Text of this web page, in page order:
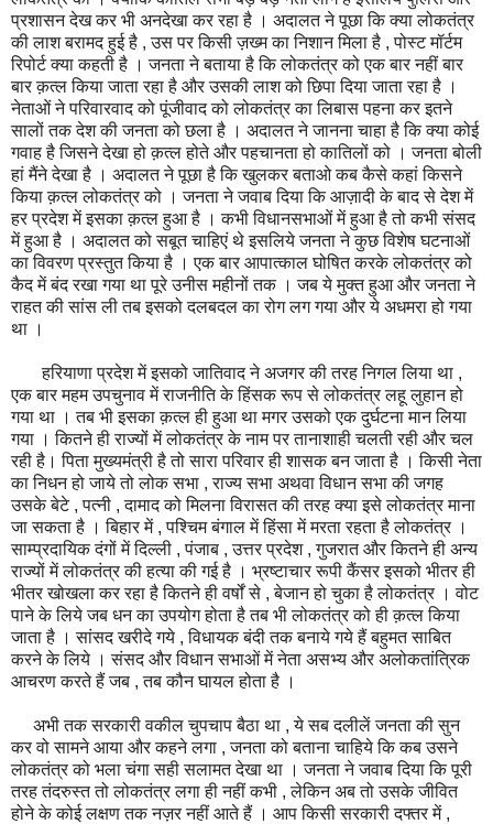
प्रशासन देख कर भी अनदेखा कर रहा है । अदालत ने पूछा कि क्या लोकतंत्र
की लाश बरामद हुई है , उस पर किसी ज़ख्म का निशान मिला है , पोस्ट मॉर्टम
रिपोर्ट क्या कहती है । जनता ने बताया है कि लोकतंत्र को एक बार नहीं बार
बार क़त्ल किया जाता रहा है और उसकी लाश को छिपा दिया जाता रहा है ।
नेताओं ने परिवारवाद को पूंजीवाद को लोकतंत्र का लिबास पहना कर इतने
सालों तक देश की जनता को छला है । अदालत ने जानना चाहा है कि क्या कोई
गवाह है जिसने देखा हो क़त्ल होते और पहचानता हो कातिलों को । जनता बोली
हां मैंने देखा है । अदालत ने पूछा है कि खुलकर बताओ कब कैसे कहां किसने
किया क़त्ल लोकतंत्र को । जनता ने जवाब दिया कि आज़ादी के बाद से देश में
हर प्रदेश में इसका क़त्ल हुआ है । कभी विधानसभाओं में हुआ है तो कभी संसद
में हुआ है । अदालत को सबूत चाहिएं थे इसलिये जनता ने कुछ विशेष घटनाओं
का विवरण प्रस्तुत किया है । एक बार आपात्काल घोषित करके लोकतंत्र को
कैद में बंद रखा गया था पूरे उनीस महीनों तक । जब ये मुक्त हुआ और जनता ने
राहत की सांस ली तब इसको दलबदल का रोग लग गया और ये अधमरा हो गया
था ।
हरियाणा प्रदेश में इसको जातिवाद ने अजगर की तरह निगल लिया था ,
एक बार महम उपचुनाव में राजनीति के हिंसक रूप से लोकतंत्र लहू लुहान हो
गया था । तब भी इसका क़त्ल ही हुआ था मगर उसको एक दुर्घटना मान लिया
गया । कितने ही राज्यों में लोकतंत्र के नाम पर तानाशाही चलती रही और चल
रही है। पिता मुख्यमंत्री है तो सारा परिवार ही शासक बन जाता है । किसी नेता
का निधन हो जाये तो लोक सभा , राज्य सभा अथवा विधान सभा की जगह
उसके बेटे , पत्नी , दामाद को मिलना विरासत की तरह क्या इसे लोकतंत्र माना
जा सकता है । बिहार में , पश्चिम बंगाल में हिंसा में मरता रहता है लोकतंत्र ।
साम्प्रदायिक दंगों में दिल्ली , पंजाब , उत्तर प्रदेश , गुजरात और कितने ही अन्य
राज्यों में लोकतंत्र की हत्या की गई है । भ्रष्टाचार रूपी कैंसर इसको भीतर ही
भीतर खोखला कर रहा है कितने ही वर्षों से , बेजान हो चुका है लोकतंत्र । वोट
पाने के लिये जब धन का उपयोग होता है तब भी लोकतंत्र को ही क़त्ल किया
जाता है । सांसद खरीदे गये , विधायक बंदी तक बनाये गये हैं बहुमत साबित
करने के लिये । संसद और विधान सभाओं में नेता असभ्य और अलोकतांत्रिक
आचरण करते हैं जब , तब कौन घायल होता है ।
अभी तक सरकारी वकील चुपचाप बैठा था , ये सब दलीलें जनता की सुन
कर वो सामने आया और कहने लगा , जनता को बताना चाहिये कि कब उसने
लोकतंत्र को भला चंगा सही सलामत देखा था । जनता ने जवाब दिया कि पूरी
तरह तंदरुस्त तो लोकतंत्र लगा ही नहीं कभी , लेकिन अब तो उसके जीवित
होने के कोई लक्षण तक नज़र नहीं आते हैं । आप किसी सरकारी दफ्तर में ,